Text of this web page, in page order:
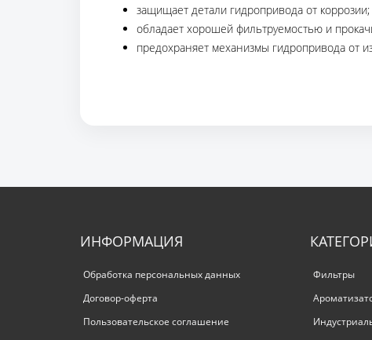
защищает детали гидропривода от коррозии;
обладает хорошей фильтруемостью и
предохраняет механизмы гидропривода от
ИНФОРМАЦИЯ
Обработка персональных данных
Договор-оферта
Пользовательское соглашение
Фильтры